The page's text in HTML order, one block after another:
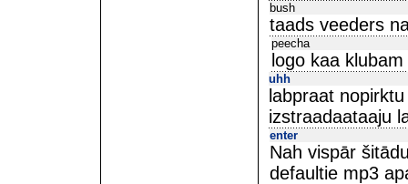
bush
taads veeders
peecha
logo kaa
uhh
labpraat
izstraadaataaju
enter
Nah vispār
defaultie mp3